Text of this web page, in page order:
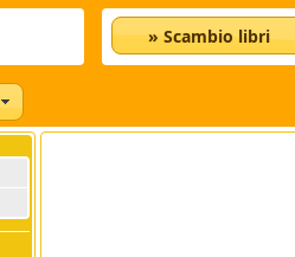
» Scambio libri